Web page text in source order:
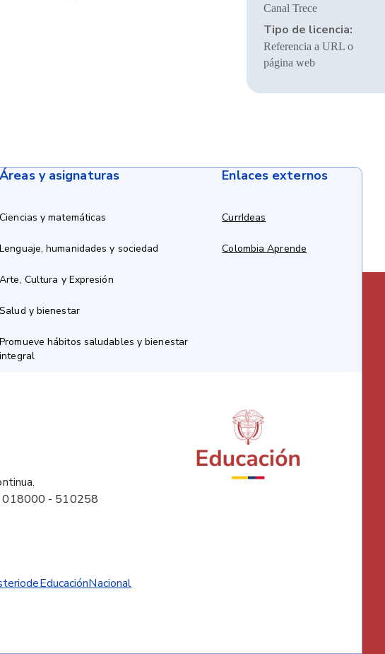
Canal Trece
Tipo de licencia:
Referencia a URL o
página web
Áreas y asignaturas
Ciencias y matemáticas
Lenguaje, humanidades y sociedad
Arte, Cultura y Expresión
Salud y bienestar
Promueve hábitos saludables y bienestar
integral
Enlaces externos
CurrIdeas
Colombia Aprende
018000 - 510258